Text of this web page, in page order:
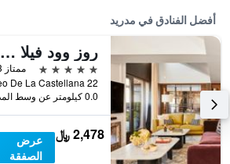
أفضل الفنادق في مدريد
روز وود فيلا ماجنا
5 نجوم
ممتاز 9.3
0.0 كيلومتر عن وسط المدينة
2,478 ﷼
عرض
الصفقة